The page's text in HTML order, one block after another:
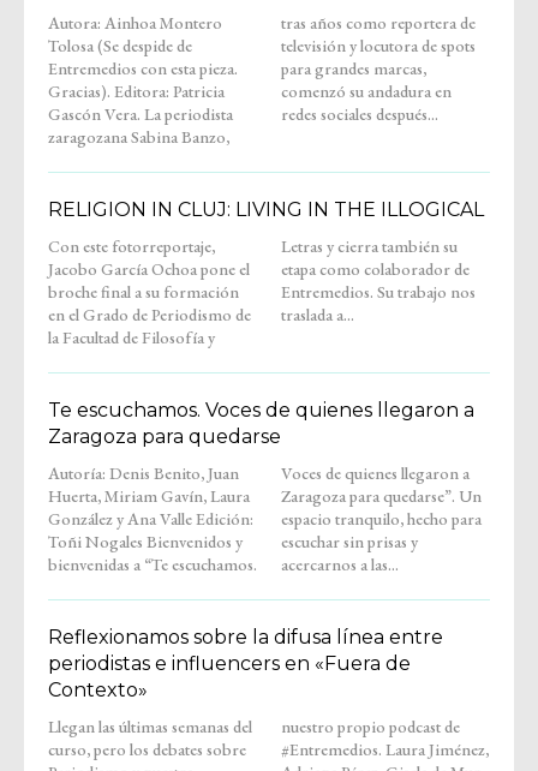
Autora: Ainhoa Montero
Tolosa (Se despide de
Entremedios con esta pieza.
Gracias). Editora: Patricia
Gascón Vera. La periodista
zaragozana Sabina Banzo,
tras años como reportera de
televisión y locutora de spots
para grandes marcas,
comenzó su andadura en
redes sociales después...
RELIGION IN CLUJ: LIVING IN THE ILLOGICAL
Con este fotorreportaje,
Jacobo García Ochoa pone el
broche final a su formación
en el Grado de Periodismo de
la Facultad de Filosofía y
Letras y cierra también su
etapa como colaborador de
Entremedios. Su trabajo nos
traslada a...
Te escuchamos. Voces de quienes llegaron a
Zaragoza para quedarse
Autoría: Denis Benito, Juan
Huerta, Miriam Gavín, Laura
González y Ana Valle Edición:
Toñi Nogales Bienvenidos y
bienvenidas a “Te escuchamos.
Voces de quienes llegaron a
Zaragoza para quedarse”. Un
espacio tranquilo, hecho para
escuchar sin prisas y
acercarnos a las...
Reflexionamos sobre la difusa línea entre
periodistas e influencers en «Fuera de
Contexto»
Llegan las últimas semanas del
curso, pero los debates sobre
nuestro propio podcast de
#Entremedios. Laura Jiménez,